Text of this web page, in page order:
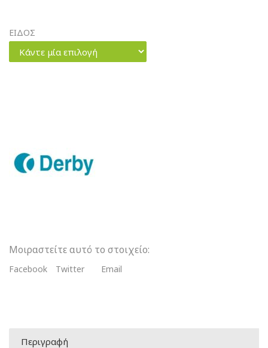
ΕΙΔΟΣ
Κάντε μία επιλογή
Μοιραστείτε αυτό το στοιχείο:
Facebook Twitter Email
Περιγραφή